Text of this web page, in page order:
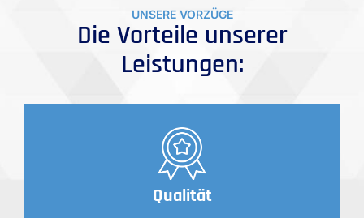
UNSERE VORZÜGE
Die Vorteile unserer
Leistungen:
Qualität